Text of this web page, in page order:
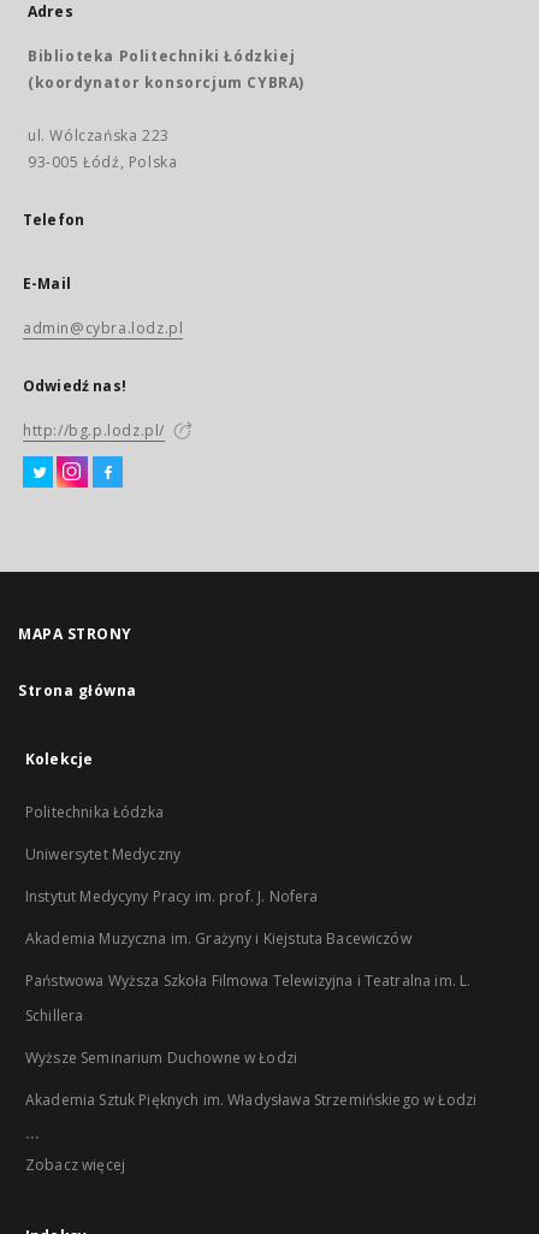
Adres
Biblioteka Politechniki Łódzkiej
(koordynator konsorcjum CYBRA)
ul. Wólczańska 223
93-005 Łódź, Polska
Telefon
E-Mail
admin@cybra.lodz.pl
Odwiedź nas!
http://bg.p.lodz.pl/
MAPA STRONY
Strona główna
Kolekcje
Politechnika Łódzka
Uniwersytet Medyczny
Instytut Medycyny Pracy im. prof. J. Nofera
Akademia Muzyczna im. Grażyny i Kiejstuta Bacewiczów
Państwowa Wyższa Szkoła Filmowa Telewizyjna i Teatralna im. L.
Schillera
Wyższe Seminarium Duchowne w Łodzi
Akademia Sztuk Pięknych im. Władysława Strzemińskiego w Łodzi
...
Zobacz więcej